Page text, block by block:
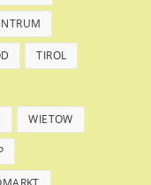
TIROL
WIETOW